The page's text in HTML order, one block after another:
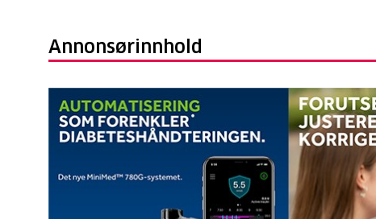
Annonsørinnhold